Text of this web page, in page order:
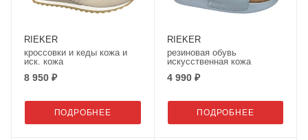
RIEKER
кроссовки и кеды кожа и
иск. кожа
8 950 ₽
ПОДРОБНЕЕ
RIEKER
резиновая обувь
искусственная кожа
4 990 ₽
ПОДРОБНЕЕ